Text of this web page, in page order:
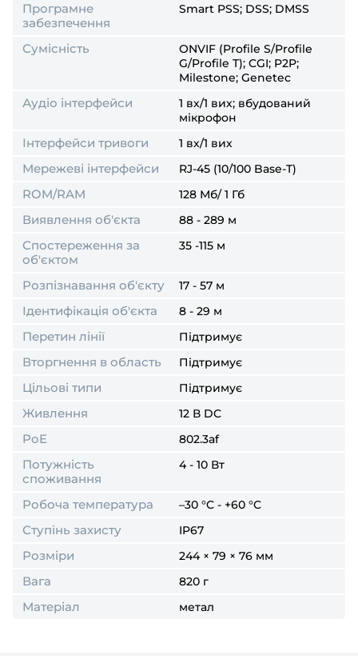
Програмне
забезпечення
Smart PSS; DSS; DMSS
Сумісність
ONVIF (Profile S/Profile
G/Profile T); CGI; P2P;
Milestone; Genetec
Аудіо інтерфейси
1 вх/1 вих; вбудований
мікрофон
Інтерфейси тривоги 1 вх/1 вих
Мережеві інтерфейси RJ-45 (10/100 Base-T)
ROM/RAM 128 Мб/ 1 Гб
Виявлення об'єкта 88 - 289 м
Спостереження за
об'єктом
35 -115 м
Розпізнавання об'єкту 17 - 57 м
Ідентифікація об'єкта 8 - 29 м
Перетин лінії Підтримує
Вторгнення в область Підтримує
Цільові типи Підтримує
Живлення 12 В DC
PoE 802.3af
Потужність
споживання
4 - 10 Вт
Робоча температура –30 °C - +60 °C
Ступінь захисту IP67
Розміри 244 × 79 × 76 мм
Вага 820 г
Матеріал метал